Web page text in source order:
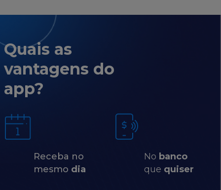
Quais as
vantagens do
app?
Receba no
mesmo dia
No banco
que quiser